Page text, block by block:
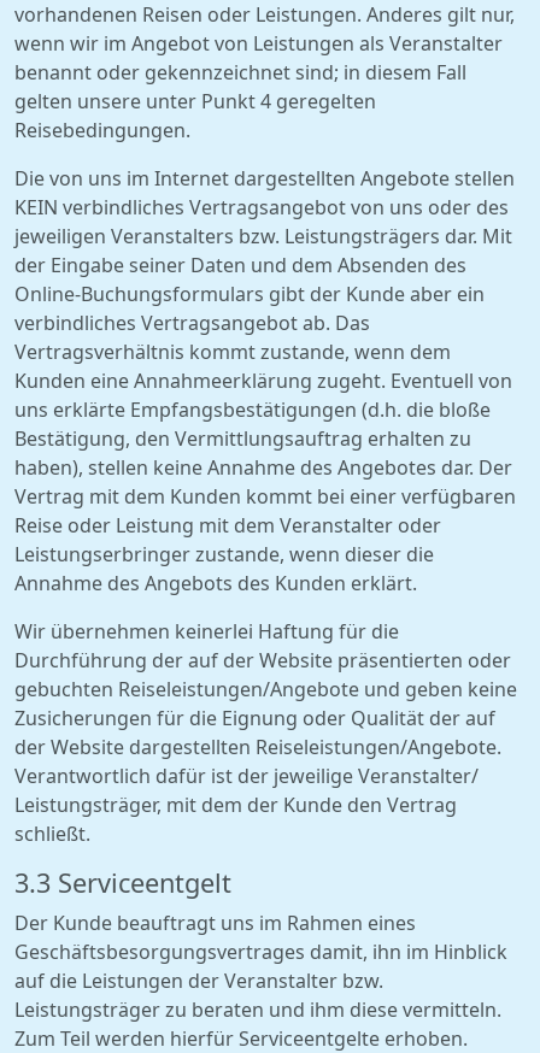
vorhandenen Reisen oder Leistungen. Anderes gilt nur,
wenn wir im Angebot von Leistungen als Veranstalter
benannt oder gekennzeichnet sind; in diesem Fall
gelten unsere unter Punkt 4 geregelten
Reisebedingungen.
Die von uns im Internet dargestellten Angebote stellen
KEIN verbindliches Vertragsangebot von uns oder des
jeweiligen Veranstalters bzw. Leistungsträgers dar. Mit
der Eingabe seiner Daten und dem Absenden des
Online-Buchungsformulars gibt der Kunde aber ein
verbindliches Vertragsangebot ab. Das
Vertragsverhältnis kommt zustande, wenn dem
Kunden eine Annahmeerklärung zugeht. Eventuell von
uns erklärte Empfangsbestätigungen (d.h. die bloße
Bestätigung, den Vermittlungsauftrag erhalten zu
haben), stellen keine Annahme des Angebotes dar. Der
Vertrag mit dem Kunden kommt bei einer verfügbaren
Reise oder Leistung mit dem Veranstalter oder
Leistungserbringer zustande, wenn dieser die
Annahme des Angebots des Kunden erklärt.
Wir übernehmen keinerlei Haftung für die
Durchführung der auf der Website präsentierten oder
gebuchten Reiseleistungen/Angebote und geben keine
Zusicherungen für die Eignung oder Qualität der auf
der Website dargestellten Reiseleistungen/Angebote.
Verantwortlich dafür ist der jeweilige Veranstalter/
Leistungsträger, mit dem der Kunde den Vertrag
schließt.
3.3 Serviceentgelt
Der Kunde beauftragt uns im Rahmen eines
Geschäftsbesorgungsvertrages damit, ihn im Hinblick
auf die Leistungen der Veranstalter bzw.
Leistungsträger zu beraten und ihm diese vermitteln.
Zum Teil werden hierfür Serviceentgelte erhoben.